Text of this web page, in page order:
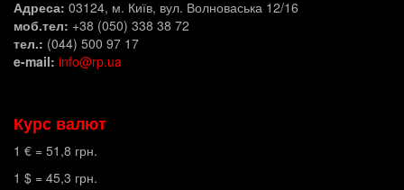
Адреса: 03124, м. Київ, вул. Волноваська 12/16
моб.тел: +38 (050) 338 38 72
тел.: (044) 500 97 17
e-mail: info@rp.ua
Курс валют
1 € = 51,8 грн.
1 $ = 45,3 грн.